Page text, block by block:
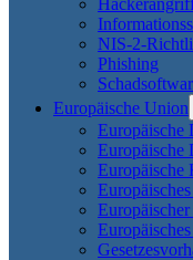
NIS-2-
Phishing
Europäische Union
Europäische
Europäische
Europäische